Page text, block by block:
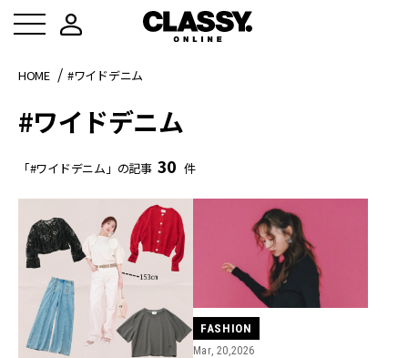
HOME #ワイドデニム
#ワイドデニム
「#ワイドデニム」の記事 30 件
FASHION
Mar, 20,2026